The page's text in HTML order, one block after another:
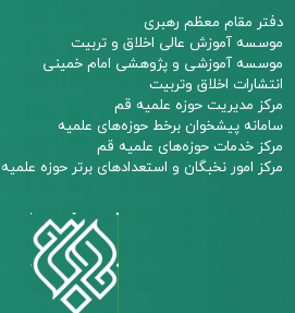
دفتر مقام معظم رهبری
موسسه آموزش عالی اخلاق و تربیت
موسسه آموزشی و پژوهشی امام خمینی
انتشارات اخلاق وتربیت
مرکز مدیریت حوزه علمیه قم
سامانه پیشخوان برخط حوزه‌های علمیه
مرکز خدمات حوزه‌های علمیه قم​​​​​​​
مرکز امور نخبگان و استعدادهای برتر حوزه علمیه